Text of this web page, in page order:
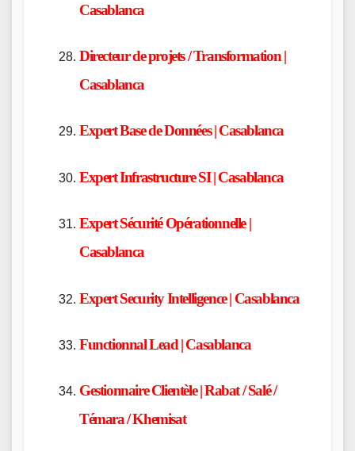
Casablanca
Directeur de projets / Transformation |
Casablanca
Expert Base de Données | Casablanca
Expert Infrastructure SI | Casablanca
Expert Sécurité Opérationnelle |
Casablanca
Expert Security Intelligence | Casablanca
Functionnal Lead | Casablanca
Gestionnaire Clientèle | Rabat / Salé /
Témara / Khemisat